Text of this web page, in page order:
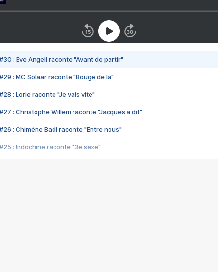
#30 : Eve Angeli raconte "Avant de partir"
#29 : MC Solaar raconte "Bouge de là"
#28 : Lorie raconte "Je vais vite"
#27 : Christophe Willem raconte "Jacques a dit"
#26 : Chimène Badi raconte "Entre nous"
#25 : Indochine raconte "3e sexe"